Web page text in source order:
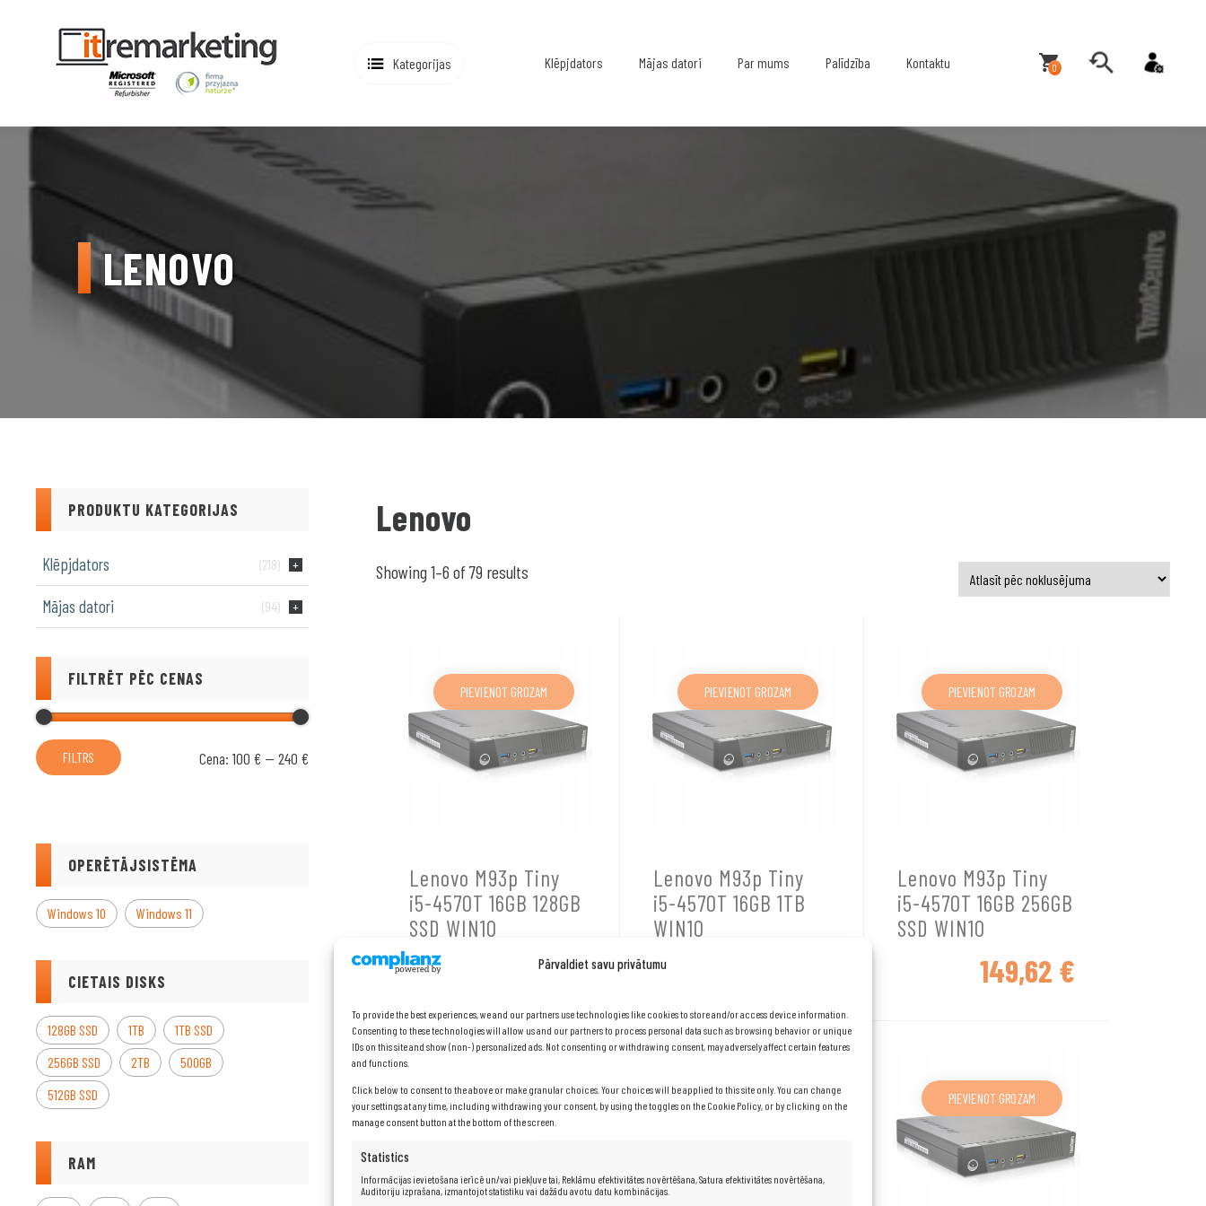
Pārvaldiet savu privātumu
To provide the best experiences, we and our partners use technologies like cookies to store and/or access device information.
Consenting to these technologies will allow us and our partners to process personal data such as browsing behavior or unique
IDs on this site and show (non-) personalized ads. Not consenting or withdrawing consent, may adversely affect certain features
and functions.
Click below to consent to the above or make granular choices. Your choices will be applied to this site only. You can change
your settings at any time, including withdrawing your consent, by using the toggles on the Cookie Policy, or by clicking on the
manage consent button at the bottom of the screen.
Statistics
Informācijas ievietošana ierīcē un/vai piekļuve tai, Reklāmu efektivitātes novērtēšana, Satura efektivitātes novērtēšana,
Auditoriju izprašana, izmantojot statistiku vai dažādu avotu datu kombinācijas.
Kategorijas Klēpjdators Mājas datori Par mums Palīdzība Kontaktu 0
LENOVO
PRODUKTU KATEGORIJAS
Klēpjdators (218)
Mājas datori (94)
FILTRĒT PĒC CENAS
Min.
Maks.
FILTRS Cena:100 € — 240 €
OPERĒTĀJSISTĒMA
Windows 10 Windows 11
CIETAIS DISKS
128GB SSD 1TB
1TB SSD
256GB SSD
2TB
500GB
512GB SSD
RAM
Lenovo
Showing 1–6 of 79 results
Lenovo M93p Tiny
i5-4570T 16GB 128GB
SSD WIN10
144,92€
PIEVIENOT GROZAM
Lenovo M93p Tiny
i5-4570T 16GB 1TB
WIN10
PIEVIENOT GROZAM
Lenovo M93p Tiny
i5-4570T 16GB 256GB
SSD WIN10
149,62 €
PIEVIENOT GROZAM
PIEVIENOT GROZAM PIEVIENOT GROZAM PIEVIENOT GROZAM